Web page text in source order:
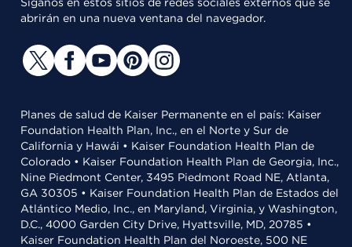
abrirán en una nueva ventana del navegador.
Planes de salud de Kaiser Permanente en el país: Kaiser
Foundation Health Plan, Inc., en el Norte y Sur de
California y Hawái • Kaiser Foundation Health Plan de
Colorado • Kaiser Foundation Health Plan de Georgia, Inc.,
Nine Piedmont Center, 3495 Piedmont Road NE, Atlanta,
GA 30305 • Kaiser Foundation Health Plan de Estados del
Atlántico Medio, Inc., en Maryland, Virginia, y Washington,
D.C., 4000 Garden City Drive, Hyattsville, MD, 20785 •
Kaiser Foundation Health Plan del Noroeste, 500 NE